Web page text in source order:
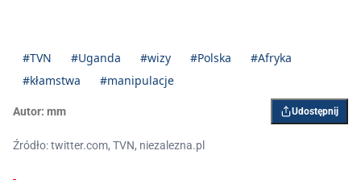
#TVN #Uganda #wizy #Polska
#Afryka
#kłamstwa
#manipulacje
Autor: mm Udostępnij
Źródło: twitter.com, TVN, niezalezna.pl